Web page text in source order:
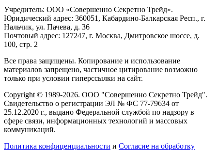
Учредитель: ООО «Совершенно Секретно Трейд».
Юридический адрес: 360051, Кабардино-Балкарская Респ., г.
Нальчик, ул. Пачева, д. 36
Почтовый адрес: 127247, г. Москва, Дмитровское шоссе, д.
100, стр. 2
Все права защищены. Копирование и использование
материалов запрещено, частичное цитирование возможно
только при условии гиперссылки на сайт.
Copyright © 1989-2026. ООО "Совершенно Секретно Трейд".
Свидетельство о регистрации ЭЛ № ФС 77-79634 от
25.12.2020 г., выдано Федеральной службой по надзору в
сфере связи, информационных технологий и массовых
коммуникаций.
Политика конфиценциальности и Согласие на обработку